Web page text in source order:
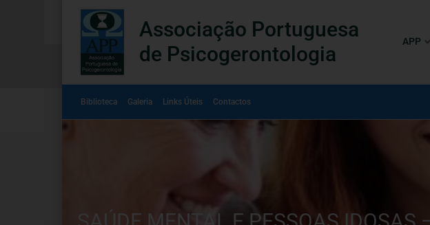
Associação Portuguesa
de Psicogerontologia
APP
Biblioteca Galeria Links Úteis Contactos